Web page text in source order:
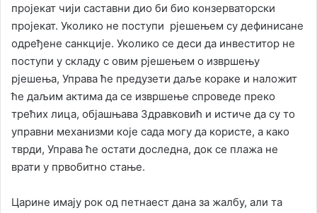
пројекат чији саставни дио би био конзерваторски
пројекат. Уколико не поступи рјешењем су дефинисане
одређене санкције. Уколико се деси да инвеститор не
поступи у складу с овим рјешењем о извршењу
рјешења, Управа ће предузети даље кораке и наложит
ће даљим актима да се извршење спроведе преко
трећих лица, објашњава Здравковић и истиче да су то
управни механизми које сада могу да користе, а како
тврди, Управа ће остати доследна, док се плажа не
врати у првобитно стање.
Царине имају рок од петнаест дана за жалбу, али та